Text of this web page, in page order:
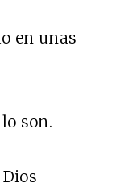
en unas
son.